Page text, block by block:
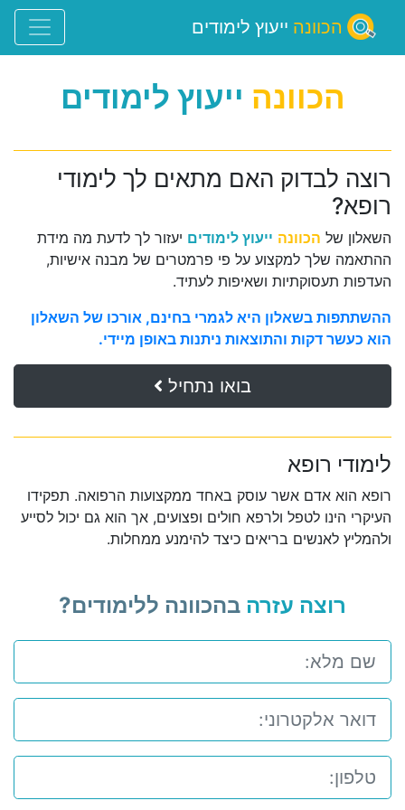
הכוונה ייעוץ לימודים
הכוונה ייעוץ לימודים
רוצה לבדוק האם מתאים לך לימודי
רופא?
השאלון של הכוונה ייעוץ לימודים יעזור לך לדעת מה מידת
ההתאמה שלך למקצוע על פי פרמטרים של מבנה אישיות,
העדפות תעסוקתיות ושאיפות לעתיד.
ההשתתפות בשאלון היא לגמרי בחינם, אורכו של השאלון
הוא כעשר דקות והתוצאות ניתנות באופן מיידי.
בואו נתחיל
לימודי רופא
רופא הוא אדם אשר עוסק באחד ממקצועות הרפואה. תפקידו
העיקרי הינו לטפל ולרפא חולים ופצועים, אך הוא גם יכול לסייע
ולהמליץ לאנשים בריאים כיצד להימנע ממחלות.
רוצה עזרה בהכוונה ללימודים?